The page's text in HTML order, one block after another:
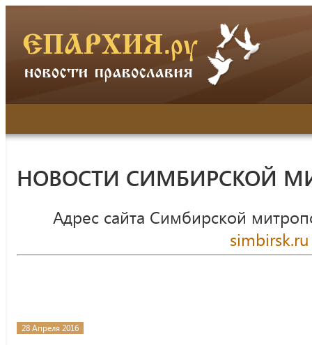
НОВОСТИ СИМБИРСКОЙ
Адрес сайта Симбирской
simbirsk.ru
28 Апреля 2016